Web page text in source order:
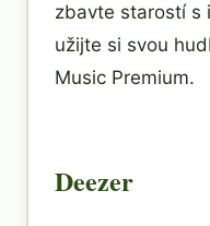
zbavte starostí s
užijte si svou
Music Premium.
Deezer